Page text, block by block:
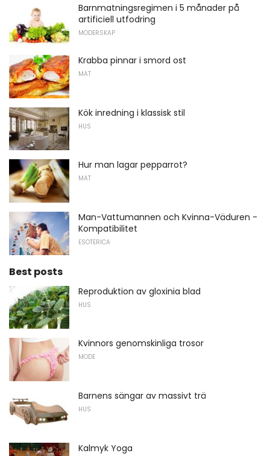
Barnmatningsregimen i 5 månader på
artificiell utfodring
MODERSKAP
Krabba pinnar i smord ost
MAT
Kök inredning i klassisk stil
HUS
Hur man lagar pepparrot?
MAT
Man-Vattumannen och Kvinna-Väduren -
Kompatibilitet
ESOTERICA
Best posts
Reproduktion av gloxinia blad
HUS
Kvinnors genomskinliga trosor
MODE
Barnens sängar av massivt trä
HUS
Kalmyk Yoga